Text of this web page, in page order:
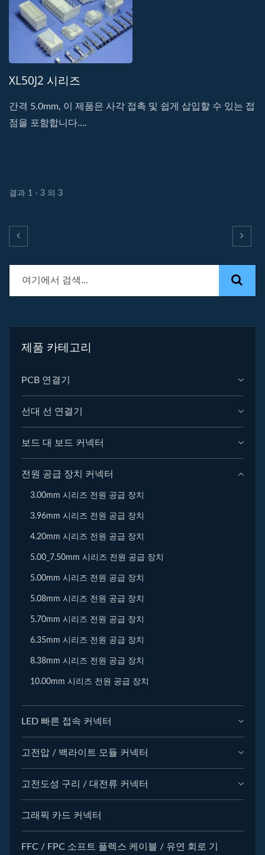
XL50J2 시리즈
간격 5.0mm, 이 제품은 사각 접촉 및 쉽게 삽입할 수 있는 접
점을 포함합니다....
결과 1 - 3 의 3
제품 카테고리
PCB 연결기
선대 선 연결기
보드 대 보드 커넥터
전원 공급 장치 커넥터
3.00mm 시리즈 전원 공급 장치
3.96mm 시리즈 전원 공급 장치
4.20mm 시리즈 전원 공급 장치
5.00_7.50mm 시리즈 전원 공급 장치
5.00mm 시리즈 전원 공급 장치
5.08mm 시리즈 전원 공급 장치
5.70mm 시리즈 전원 공급 장치
6.35mm 시리즈 전원 공급 장치
8.38mm 시리즈 전원 공급 장치
10.00mm 시리즈 전원 공급 장치
LED 빠른 접속 커넥터
고전압 / 백라이트 모듈 커넥터
고전도성 구리 / 대전류 커넥터
그래픽 카드 커넥터
FFC / FPC 소프트 플렉스 케이블 / 유연 회로 기